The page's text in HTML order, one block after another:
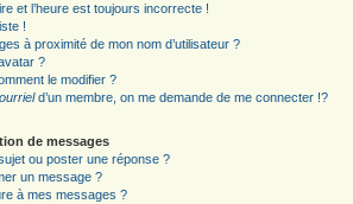
et l’heure est toujours incorrecte !
!
à proximité de mon nom d’utilisateur ?
?
le modifier ?
d’un membre, on me demande de me connecter !?
de messages
ou poster une réponse ?
un message ?
à mes messages ?